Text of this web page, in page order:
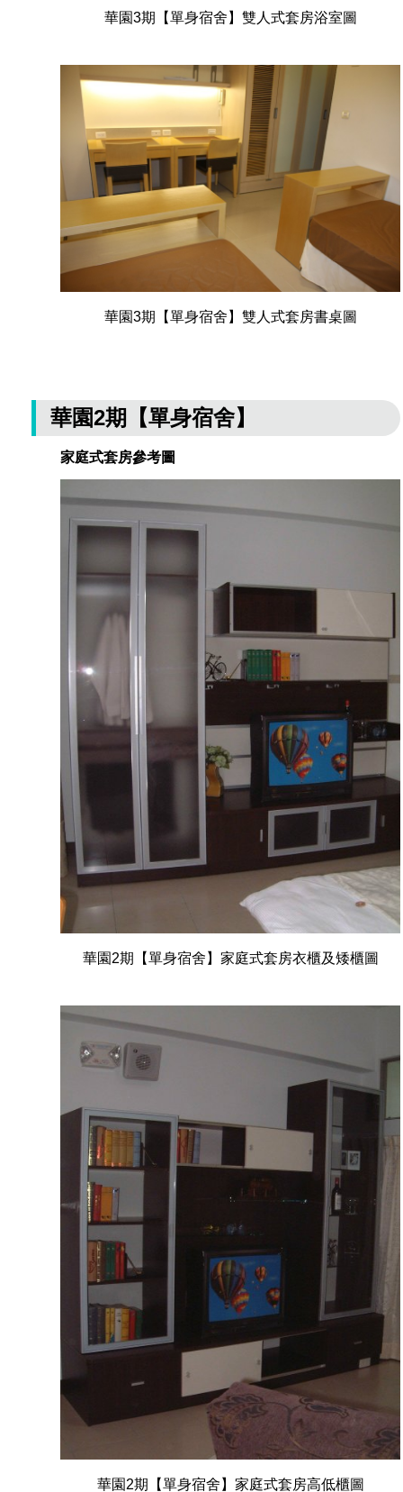
華園3期【單身宿舍】雙人式套房浴室圖
華園3期【單身宿舍】雙人式套房書桌圖
華園2期【單身宿舍】
家庭式套房參考圖
華園2期【單身宿舍】家庭式套房衣櫃及矮櫃圖
華園2期【單身宿舍】家庭式套房高低櫃圖